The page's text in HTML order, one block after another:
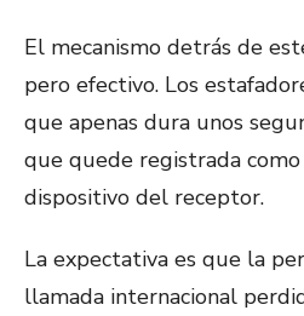
El mecanismo detrás de
pero efectivo. Los
que apenas dura unos
que quede registrada
dispositivo del receptor.
La expectativa es que la
llamada internacional